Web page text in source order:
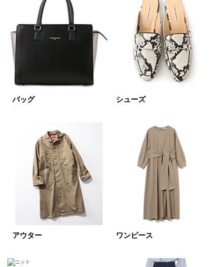
カテゴリ
サイズ
掲載雑誌
価格
表示オプション
すべて 新着
SALE商品 予約品
再入荷 ラスト1
バッグ シューズ
アウター ワンピース